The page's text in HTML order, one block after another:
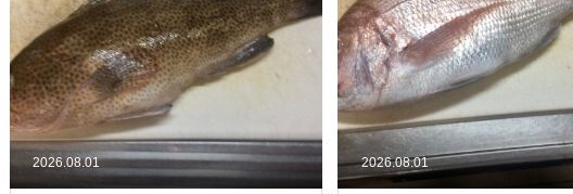
2026.08.01 2026.08.01